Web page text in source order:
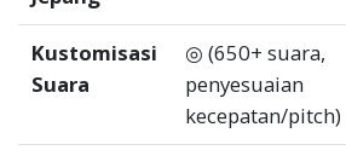
Kustomisasi
Suara
◎ (650+ suara,
penyesuaian
kecepatan/pitch)